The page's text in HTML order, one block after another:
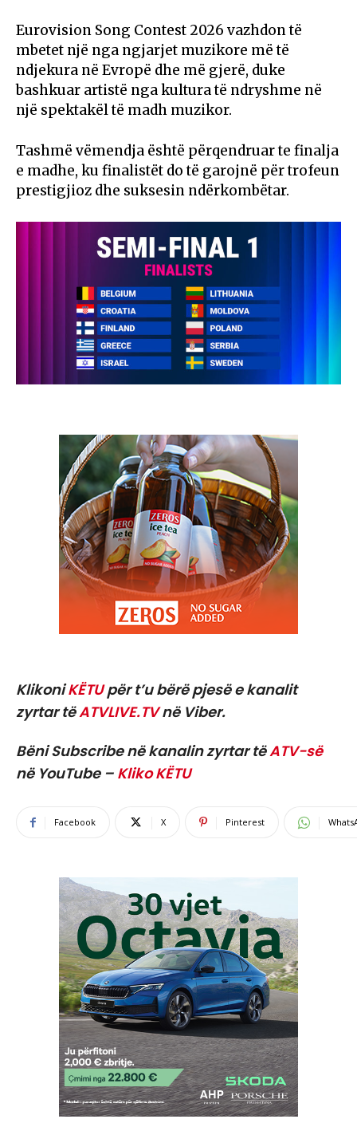
Eurovision Song Contest 2026 vazhdon të
mbetet një nga ngjarjet muzikore më të
ndjekura në Evropë dhe më gjerë, duke
bashkuar artistë nga kultura të ndryshme në
një spektakël të madh muzikor.
Tashmë vëmendja është përqendruar te finalja
e madhe, ku finalistët do të garojnë për trofeun
prestigjioz dhe suksesin ndërkombëtar.
KlikoniKËTUpër t’u bërë pjesë e kanalit
zyrtar tëATVLIVE.TVnë Viber.
Bëni Subscribe në kanalin zyrtar tëATV-së
në YouTube – Kliko KËTU
Facebook X Pinterest